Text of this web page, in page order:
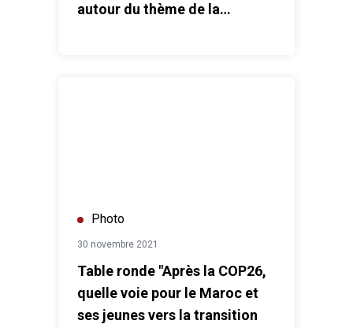
autour du thème de la
Photo
30 novembre 2021
Table ronde "Après la COP26,
quelle voie pour le Maroc et
ses jeunes vers la transition